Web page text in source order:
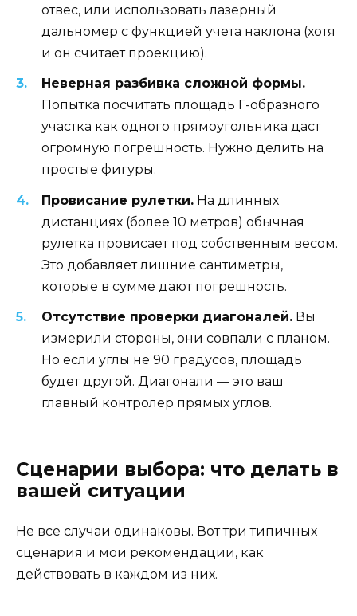
отвес, или использовать лазерный
дальномер с функцией учета наклона (хотя
и он считает проекцию).
Неверная разбивка сложной формы.
Попытка посчитать площадь Г-образного
участка как одного прямоугольника даст
огромную погрешность. Нужно делить на
простые фигуры.
Провисание рулетки. На длинных
дистанциях (более 10 метров) обычная
рулетка провисает под собственным весом.
Это добавляет лишние сантиметры,
которые в сумме дают погрешность.
Отсутствие проверки диагоналей. Вы
измерили стороны, они совпали с планом.
Но если углы не 90 градусов, площадь
будет другой. Диагонали — это ваш
главный контролер прямых углов.
Сценарии выбора: что делать в
вашей ситуации
Не все случаи одинаковы. Вот три типичных
сценария и мои рекомендации, как
действовать в каждом из них.